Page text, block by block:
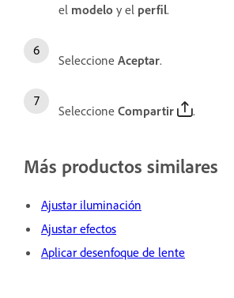
el modelo y el perfil.
Seleccione Aceptar.
Seleccione Compartir .
Más productos similares
Ajustar iluminación
Ajustar efectos
Aplicar desenfoque de lente